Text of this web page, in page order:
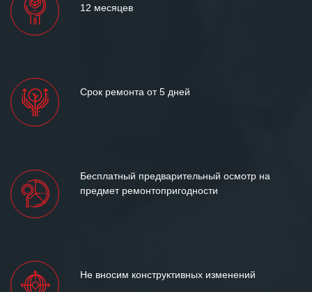
12 месяцев
Срок ремонта от 5 дней
Бесплатный предварительный осмотр на
предмет ремонтопригодности
Не вносим конструктивных изменений